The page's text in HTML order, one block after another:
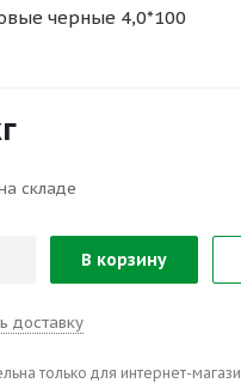
черные 4,0*100
складе
В корзину
доставку
только для интернет-